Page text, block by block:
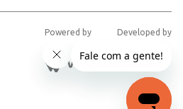
Powered by Developed by